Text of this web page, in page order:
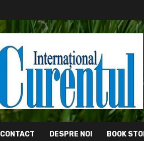
CONTACT DESPRE NOI BOOK